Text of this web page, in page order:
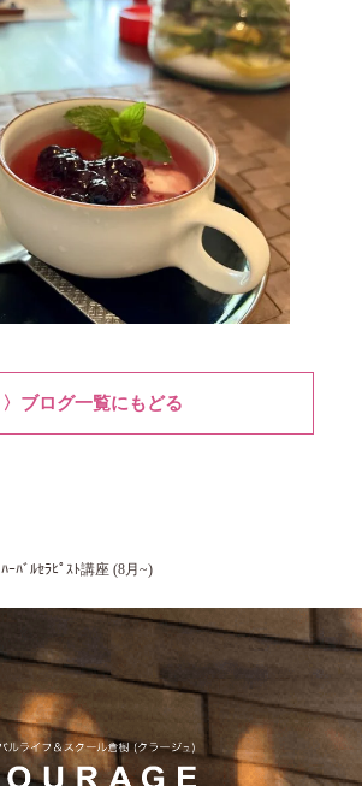
〉ブログ一覧にもどる
ﾊｰﾊﾞﾙｾﾗﾋﾟｽﾄ講座 (8月~)